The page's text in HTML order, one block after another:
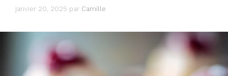
janvier 20, 2025 par Camille